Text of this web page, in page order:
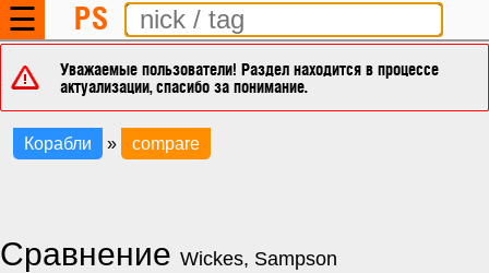
☰ PS
Уважаемые пользователи! Раздел находится в процессе
актуализации, спасибо за понимание.
Корабли » compare
Сравнение Wickes, Sampson